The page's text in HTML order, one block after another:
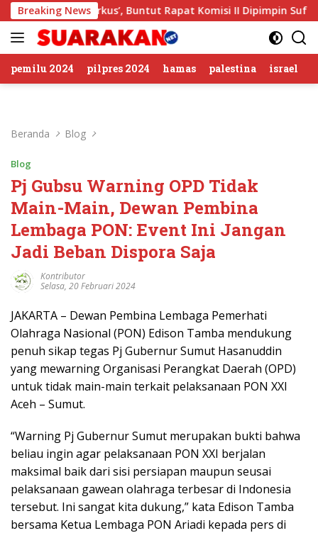
Langsung
ke
konten
Breaking News
Sirkus’, Buntut Rapat Komisi II Dipimpin Sufmi Dasco
pemilu 2024 pilpres 2024 hamas palestina israel
Beranda Blog
Blog
Pj Gubsu Warning OPD Tidak
Main-Main, Dewan Pembina
Lembaga PON: Event Ini Jangan
Jadi Beban Dispora Saja
Kontributor
Selasa, 20 Februari 2024
JAKARTA – Dewan Pembina Lembaga Pemerhati
Olahraga Nasional (PON) Edison Tamba mendukung
penuh sikap tegas Pj Gubernur Sumut Hasanuddin
yang mewarning Organisasi Perangkat Daerah (OPD)
untuk tidak main-main terkait pelaksanaan PON XXI
Aceh – Sumut.
“Warning Pj Gubernur Sumut merupakan bukti bahwa
beliau ingin agar pelaksanaan PON XXI berjalan
maksimal baik dari sisi persiapan maupun seusai
pelaksanaan gawean olahraga terbesar di Indonesia
tersebut. Ini sangat kita dukung,” kata Edison Tamba
bersama Ketua Lembaga PON Ariadi kepada pers di